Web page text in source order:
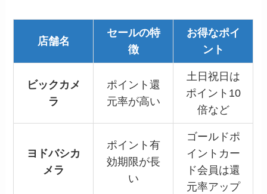
店舗名
セールの特
徴
お得なポイ
ント
ビックカメ
ラ
ポイント還
元率が高い
土日祝日は
ポイント10
倍など
ヨドバシカ
メラ
ポイント有
効期限が長
い
ゴールドポ
イントカー
ド会員は還
元率アップ